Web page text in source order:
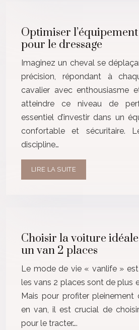
Optimiser
pour le dressage
Imaginez un cheval se
précision, répondant à
cavalier avec enthousiasme
atteindre ce niveau de
essentiel d’investir dans un
confortable et sécuritaire.
discipline…
LIRE LA SUITE
Choisir la voiture
un van 2 places
Le mode de vie « vanlife »
les vans 2 places sont de plus
Mais pour profiter pleinement
en van, il est crucial de
pour le tracter….